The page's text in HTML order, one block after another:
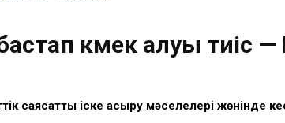
көмек алуы тиіс
саясатты іске асыру мәселелері жөнінде